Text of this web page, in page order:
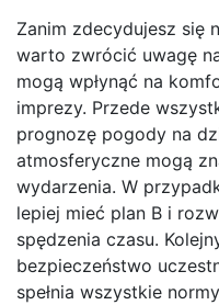
Zanim zdecydujesz się
warto zwrócić uwagę
mogą wpłynąć na
imprezy. Przede
prognozę pogody na
atmosferyczne mogą
wydarzenia. W
lepiej mieć plan B i
spędzenia czasu.
bezpieczeństwo
spełnia wszystkie